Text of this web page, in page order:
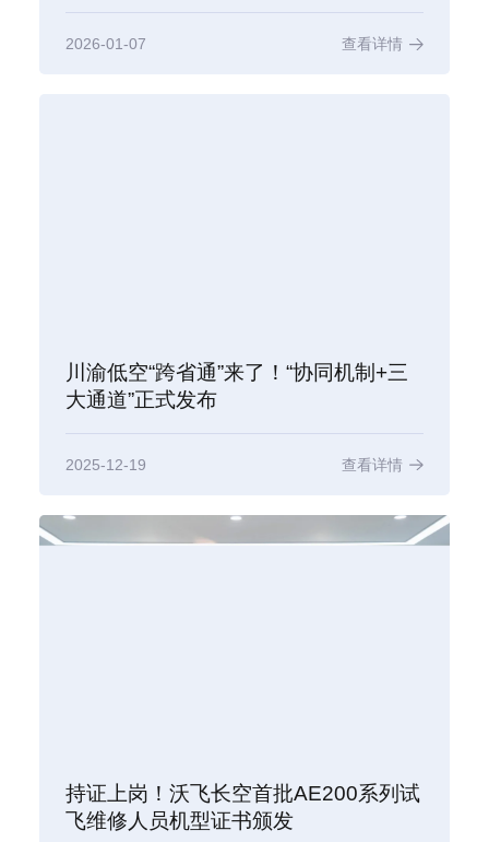
2026-01-07 查看详情
川渝低空“跨省通”来了！“协同机制+三
大通道”正式发布
2025-12-19 查看详情
持证上岗！沃飞长空首批AE200系列试
飞维修人员机型证书颁发